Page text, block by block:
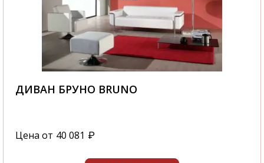
ДИВАН БРУНО BRUNO
Цена от 40 081 ₽